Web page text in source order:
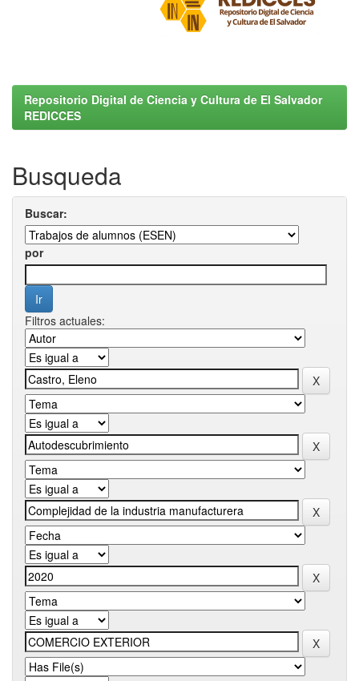
Repositorio Digital de Ciencia y Cultura de El Salvador
REDICCES
Busqueda
Buscar:
por
Filtros actuales: